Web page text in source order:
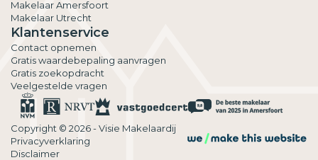
Makelaar Amersfoort
Makelaar Utrecht
Klantenservice
Contact opnemen
Gratis waardebepaling aanvragen
Gratis zoekopdracht
Veelgestelde vragen
Copyright © 2026 - Visie Makelaardij
Privacyverklaring
Disclaimer